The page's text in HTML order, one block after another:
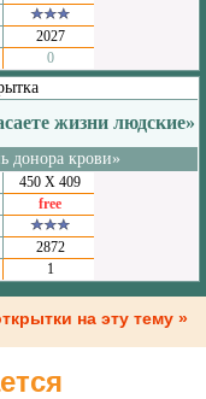
2027
0
жизни людские»
донора крови»
450 Х 409
free
2872
1
на эту тему »